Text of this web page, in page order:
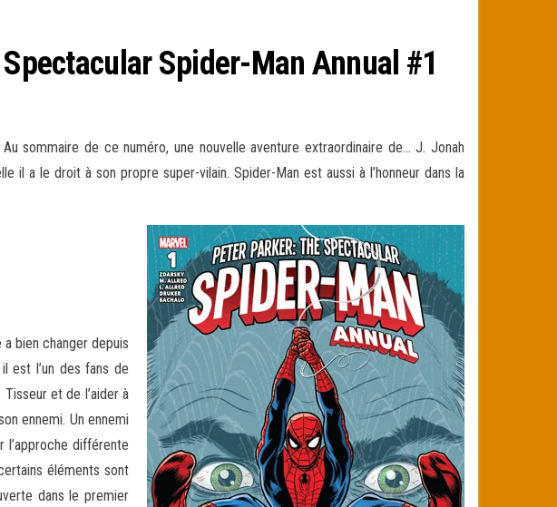
Spider-Man Annual #1
sommaire de ce numéro, une nouvelle aventure extraordinaire de… J. Jonah
il a le droit à son propre super-vilain. Spider-Man est aussi à l’honneur dans la
a bien changer depuis
est l’un des fans de
et de l’aider à
ennemi. Un ennemi
l’approche différente
éléments sont
dans le premier